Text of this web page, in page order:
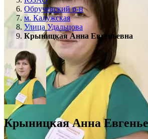
Обручевский р-н
м. Калужская
Улица Удальцова
Крыницкая Анна Евгеньевна
Крыницкая Анна